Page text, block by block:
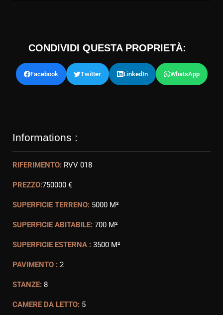
CONDIVIDI QUESTA PROPRIETÀ:
Facebook Twitter LinkedIn WhatsApp
Informations :
RIFERIMENTO: RVV 018
PREZZO:750000 €
SUPERFICIE TERRENO: 5000 M²
SUPERFICIE ABITABILE: 700 M²
SUPERFICIE ESTERNA : 3500 M²
PAVIMENTO : 2
STANZE: 8
CAMERE DA LETTO: 5